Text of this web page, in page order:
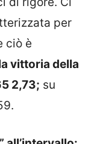
per
ciò è
vittoria della
2,73; su